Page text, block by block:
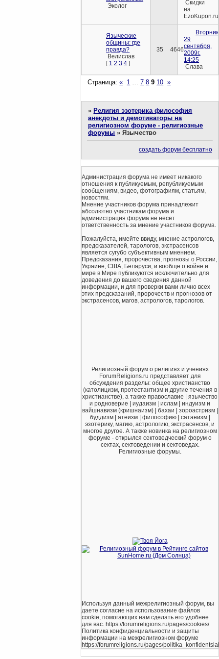
Эколог
Скидки
на
EzoKupon.ru
Языческие
общины: где
правда?
Велислав
[ 1 2 3 4 ]
35 4646
29
сентября,
2009г.
14:25
Слава
Страница:« 1 … 7 8 9 10 »
»Религия эзотерика философия
анекдоты и демотиваторы на
религиозном форуме - религиозные
форумы »Язычество
создать форум бесплатно
Администрация форума не имеет никакого
отношения к публикуемым, републикуемым
сообщениям, видео, фотографиям, статьям,
новостям.
Мнение участников форума принадлежит
абсолютно участникам форума и
администрация форума не несет
ответственность за мнение участников форума.
Пожалуйста, имейте ввиду, мнение астрологов,
предсказателей, тарологов, экстрасенсов
является сугубо субъективным мнением.
Предсказания, пророчества, прогнозы о России,
Украине, США, Беларуси, и вообще о войне и
мире в Мире публикуются исключительно для
доведения до вашего сведения данной
информации, и для проверки вами лично всех
этих предсказаний, пророчеств и прогнозов от
экстрасенсов, магов, астрологов, тарологов.
Религиозный форум о религиях и учениях
ForumReligions.ru представляет для
обсуждения разделы: общее христианство
(католицизм, протестантизм и другие течения в
христианстве), а также православие | язычество
и родноверие | иудаизм | ислам | индуизм и
вайшнавизм (кришнаизм) | бахаи | зороастризм |
буддизм | атеизм | философию | сатанизм |
эзотерику, магию, астрологию, экстрасенсов, и
многое другое. А также новинка на религиозном
форуме - открылся сектоведческий форум о
сектах, сектоведении и сектоведах.
Религиозные форумы.
Используя данный межрелигиозный форум, вы
даете согласие на использование файлов
cookie, помогающих нам сделать его удобнее
для вас. https://forumreligions.ru/pages/cookies/
Политика конфиденциальности и защиты
информации на межрелигиозном форуме
https://forumreligions.ru/pages/